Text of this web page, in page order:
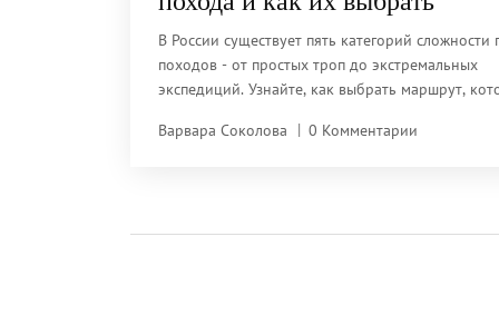
В России существует пять категорий сложности
походов - от простых троп до экстремальных
экспедиций. Узнайте, как выбрать маршрут,
через уровни.
Варвара Соколова 0 Комментарии